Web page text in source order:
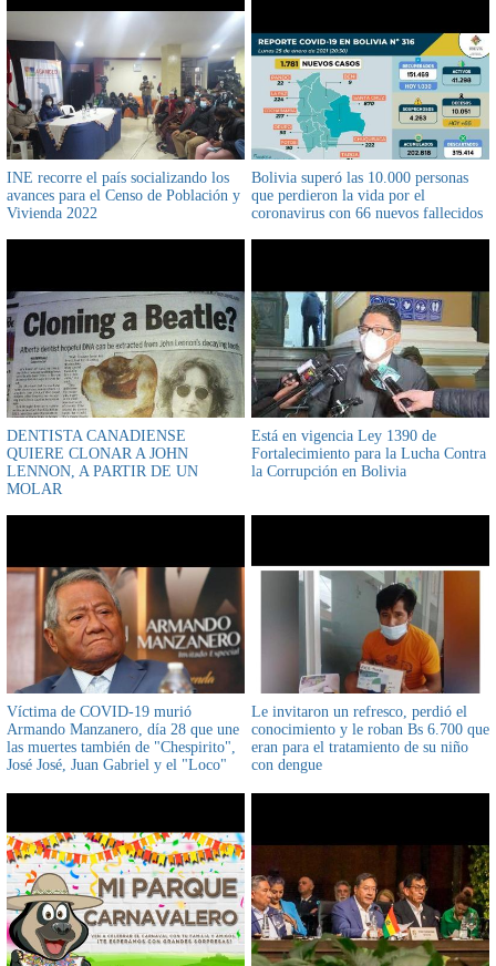
INE recorre el país socializando los
avances para el Censo de Población y
Vivienda 2022
Bolivia superó las 10.000 personas
que perdieron la vida por el
coronavirus con 66 nuevos fallecidos
DENTISTA CANADIENSE
QUIERE CLONAR A JOHN
LENNON, A PARTIR DE UN
MOLAR
Está en vigencia Ley 1390 de
Fortalecimiento para la Lucha Contra
la Corrupción en Bolivia
Víctima de COVID-19 murió
Armando Manzanero, día 28 que une
las muertes también de "Chespirito",
José José, Juan Gabriel y el "Loco"
Le invitaron un refresco, perdió el
conocimiento y le roban Bs 6.700 que
eran para el tratamiento de su niño
con dengue